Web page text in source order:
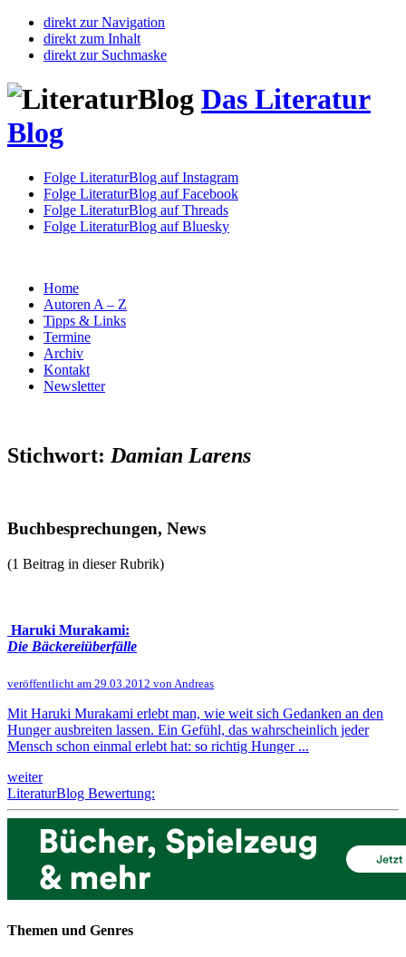
direkt zur Navigation
direkt zum Inhalt
direkt zur Suchmaske
Das Literatur
Blog
Folge LiteraturBlog auf Instagram
Folge LiteraturBlog auf Facebook
Folge LiteraturBlog auf Threads
Folge LiteraturBlog auf Bluesky
Home
Autoren A – Z
Tipps & Links
Termine
Archiv
Kontakt
Newsletter
Stichwort: Damian Larens
Buchbesprechungen, News
(1 Beitrag in dieser Rubrik)
Haruki Murakami:
Die Bäckereiüberfälle
veröffentlicht am 29.03.2012 von Andreas
Mit Haruki Murakami erlebt man, wie weit sich Gedanken an den
Hunger ausbreiten lassen. Ein Gefühl, das wahrscheinlich jeder
Mensch schon einmal erlebt hat: so richtig Hunger ...
weiter
LiteraturBlog Bewertung:
Themen und Genres